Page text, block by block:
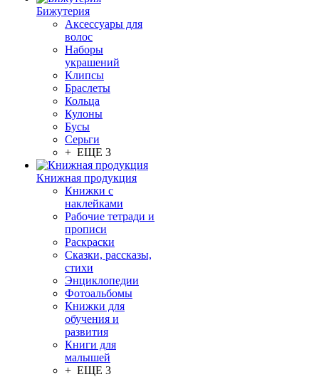
Бижутерия
Аксессуары для
волос
Наборы
украшений
Клипсы
Браслеты
Кольца
Кулоны
Бусы
Серьги
+ ЕЩЕ 3
Книжная продукция
Книжки с
наклейками
Рабочие тетради и
прописи
Раскраски
Сказки, рассказы,
стихи
Энциклопедии
Фотоальбомы
Книжки для
обучения и
развития
Книги для
малышей
+ ЕЩЕ 3